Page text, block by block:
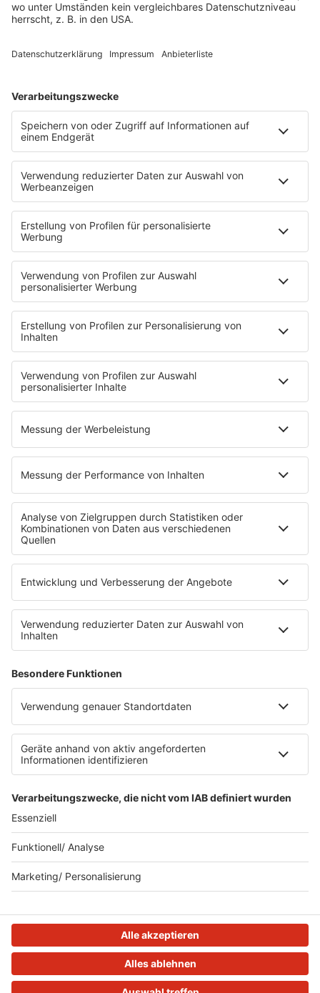
Comedy
Wetter
Verkehr
PODCASTS
Zufall: Wenn ein Moment alles verändert
Küsten-Köppe mit Frank Bremser
Blaulicht. Der Helfer-Podcast
Neues von der Märchenküste
Störche-Schnack. Der Holstein Kiel-Podcast
Politik verstehen... Der R.SH-Podcast mit Carsten Kock!
Jahrhundertgeschichten
Die R.SH Gemeindesongs
Der R.SH Telefonschreck
Familienfuchs: Der Erziehungspodcast
Schlank und Gesund mit Patric Heizmann
Brave & One: Der Beziehungs-Podcast
ShoreTime: Der Küstenschnack
Der Barbara Schöneberger-Podcast: Mit den Waffeln
einer Frau
MEIN R.SH
Empfang
R.SH-Shop
Werbung buchen
Häufige Fragen
Jobs bei R.SH
INFORMATION
Datenschutz
Datenschutzeinstellungen
Clubbedingungen
Teilnahmebedingungen
R.SH auf radioplayer.de
Stromvergleich
© 2023 R.SH - Radio Schleswig-Holstein - eine Marke der
REGIOCAST GmbH & Co. KG